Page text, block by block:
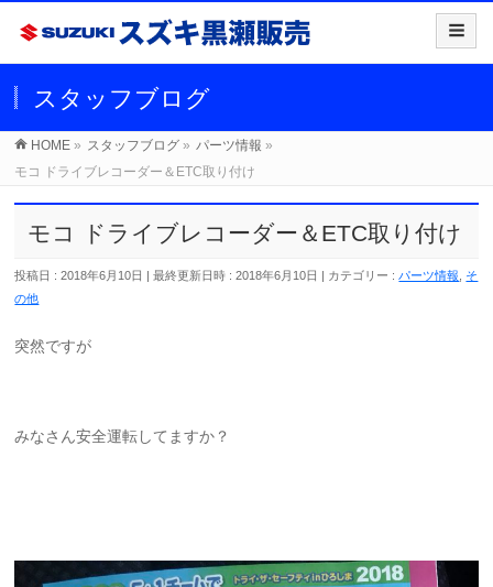
スタッフブログ
HOME » スタッフブログ » パーツ情報 »
モコ ドライブレコーダー＆ETC取り付け
モコ ドライブレコーダー＆ETC取り付け
投稿日 : 2018年6月10日 最終更新日時 : 2018年6月10日 カテゴリー : パーツ情報
そ
の他
突然ですが
みなさん安全運転してますか？